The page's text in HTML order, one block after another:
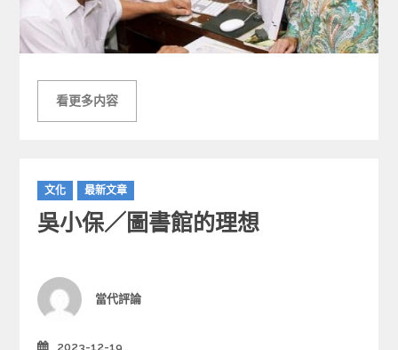
看更多内容
C
a
t
o
r
文化 最新文章
吳小保／圖書館的理想
Author
當代評論
2023-12-19